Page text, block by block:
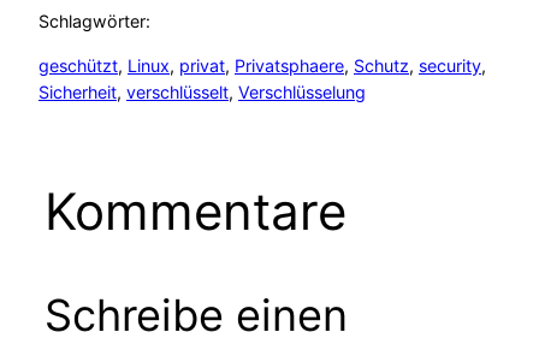
Schlagwörter:
geschützt, Linux, privat, Privatsphaere, Schutz, security
Sicherheit, verschlüsselt, Verschlüsselung
Kommentare
Schreibe einen